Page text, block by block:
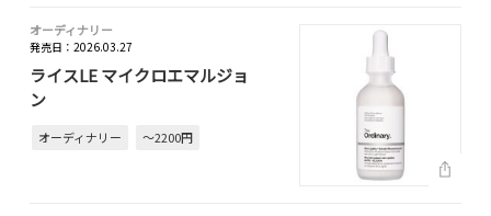
オーディナリー
発売日：2026.03.27
ライスLE マイクロエマルジョ
ン
オーディナリー ～2200円